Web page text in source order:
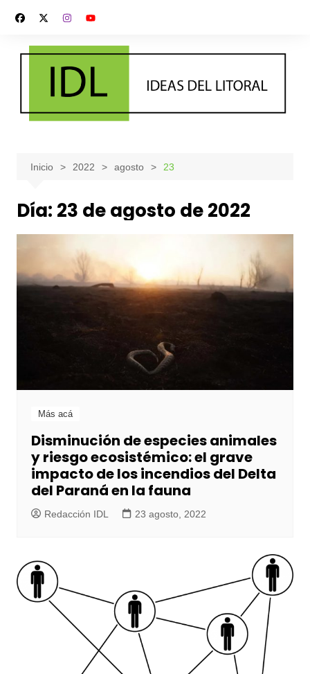
contenido
Inicio 2022 agosto 23
Día: 23 de agosto de 2022
Más acá
Disminución de especies animales
y riesgo ecosistémico: el grave
impacto de los incendios del Delta
del Paraná en la fauna
Redacción IDL 23 agosto, 2022